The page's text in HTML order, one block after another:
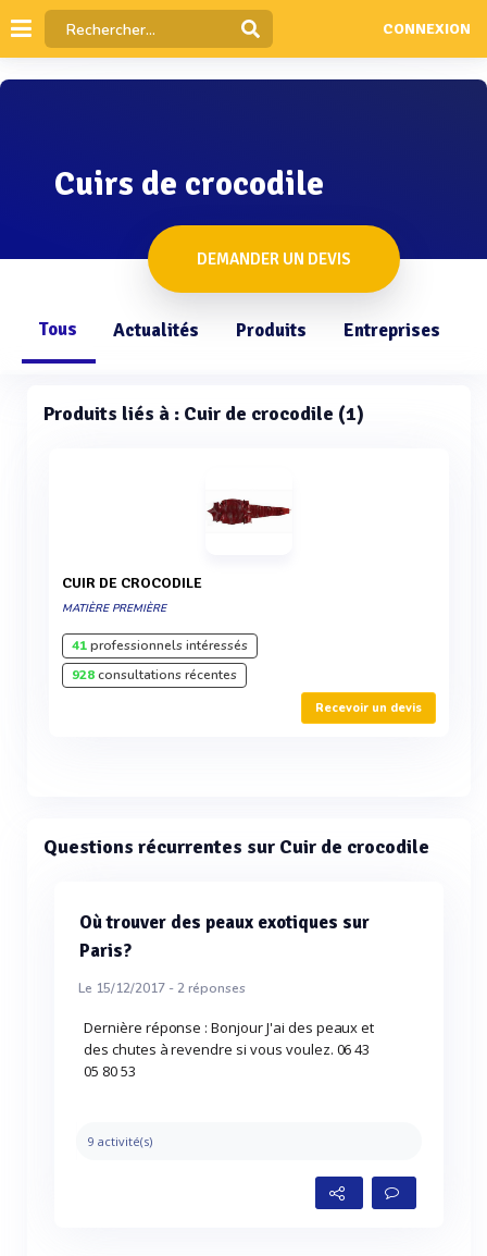
CONNEXION
Cuirs de crocodile
DEMANDER UN DEVIS
Tous Actualités Produits Entreprises
Produits liés à : Cuir de crocodile (1)
CUIR DE CROCODILE
MATIÈRE PREMIÈRE
41professionnels intéressés
928consultations récentes
Recevoir un devis
Questions récurrentes sur Cuir de crocodile
Où trouver des peaux exotiques sur
Paris?
Le 15/12/2017 -2réponses
Dernière réponse : Bonjour J'ai des peaux et
des chutes à revendre si vous voulez. 06 43
05 80 53
9 activité(s)